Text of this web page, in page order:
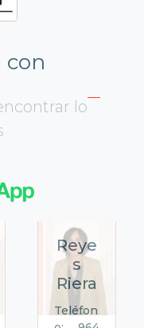
con
lo
Reye
s
Riera
Teléfon